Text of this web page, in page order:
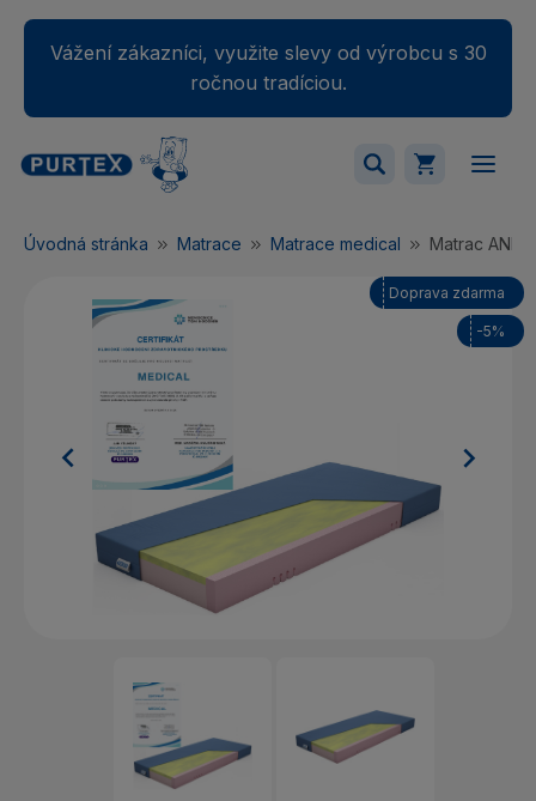
Vážení zákazníci, využite slevy od výrobcu s 30
ročnou tradíciou.
Váš nákupný košík je momentálne prázdny.
Úvodná stránka Matrace Matrace medical Matrac
 
-5%
Doprava zdarma